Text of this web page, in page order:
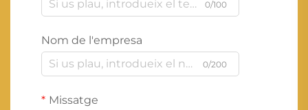
0/100
Nom de l'empresa
0/200
Missatge